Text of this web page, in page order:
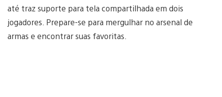
até traz suporte para tela compartilhada em dois
jogadores. Prepare-se para mergulhar no arsenal de
armas e encontrar suas favoritas.